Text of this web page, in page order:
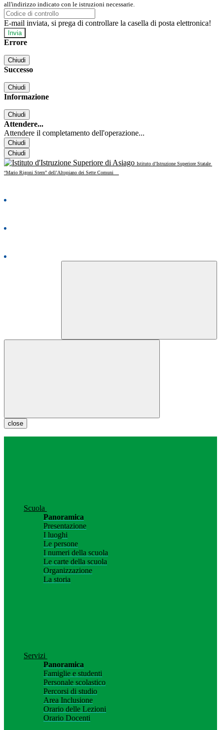
all'indirizzo indicato con le istruzioni necessarie.
E-mail inviata, si prega di controllare la casella di posta elettronica!
Errore
Chiudi
Successo
Chiudi
Informazione
Chiudi
Attendere...
Attendere il completamento dell'operazione...
Chiudi
Chiudi
Istituto d’Istruzione Superiore Statale
“Mario Rigoni Stern” dell’Altopiano dei Sette Comuni
close
Scuola
Panoramica
Presentazione
I luoghi
Le persone
I numeri della scuola
Le carte della scuola
Organizzazione
La storia
Servizi
Panoramica
Famiglie e studenti
Personale scolastico
Percorsi di studio
Area Inclusione
Orario delle Lezioni
Orario Docenti